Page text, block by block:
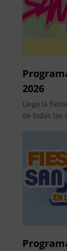
2026
Llega la
de todas las